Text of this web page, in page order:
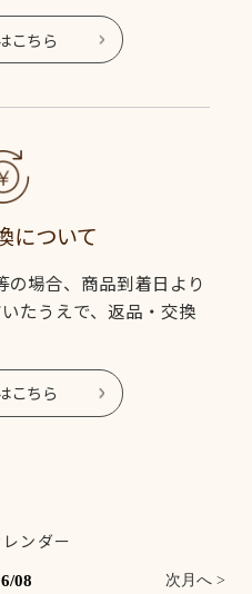
こちら
について
の場合、商品到着日より
たうえで、返品・交換
こちら
ンダー
08 次月へ >